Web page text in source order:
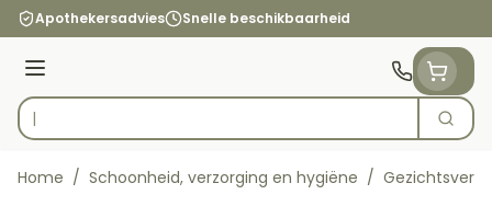
Ga naar de inhoud
Apothekersadvies Snelle beschikbaarheid
Menu
Product, merk, categorie...
Zoek
Home / Schoonheid, verzorging en hygiëne /